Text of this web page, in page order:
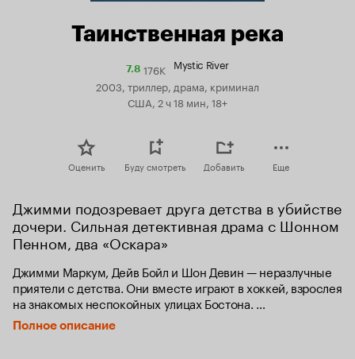
Таинственная река
7.8Рейтинг
7.8
176K Mystic River
2003, триллер, драма, криминал
США, 2 ч 18 мин, 18+
Оценить Буду смотреть Добавить Еще
Джимми подозревает друга детства в убийстве
дочери. Сильная детективная драма с Шонном
Пенном, два «Оскара»
Джимми Маркум, Дейв Бойл и Шон Девин — неразлучные
приятели с детства. Они вместе играют в хоккей, взрослея
на знакомых неспокойных улицах Бостона.
Уже взрослыми судьба сводит их вместе перед лицом
трагедии: зверского убийства Кэтти, дочери Джимми.
Полное описание